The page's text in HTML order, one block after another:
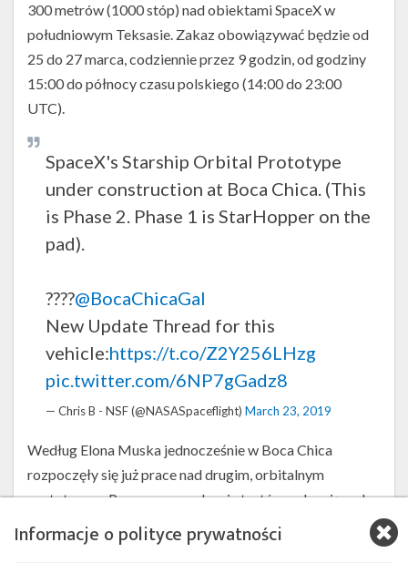
300 metrów (1000 stóp) nad obiektami SpaceX w
południowym Teksasie. Zakaz obowiązywać będzie od
25 do 27 marca, codziennie przez 9 godzin, od godziny
15:00 do północy czasu polskiego (14:00 do 23:00
UTC).
SpaceX's Starship Orbital Prototype
under construction at Boca Chica. (This
is Phase 2. Phase 1 is StarHopper on the
pad).
????@BocaChicaGal
New Update Thread for this
vehicle:https://t.co/Z2Y256LHzg
pic.twitter.com/6NP7gGadz8
— Chris B - NSF (@NASASpaceflight) March 23, 2019
Według Elona Muska jednocześnie w Boca Chica
rozpoczęły się już prace nad drugim, orbitalnym
prototypem. Po przeprowadzeniu testów polegających
na lotach na niewielkie wysokości, firma planuje od razu
zbudować pełnowymiarową wersję rakiety. SpaceX chce,
Informacje o polityce prywatności